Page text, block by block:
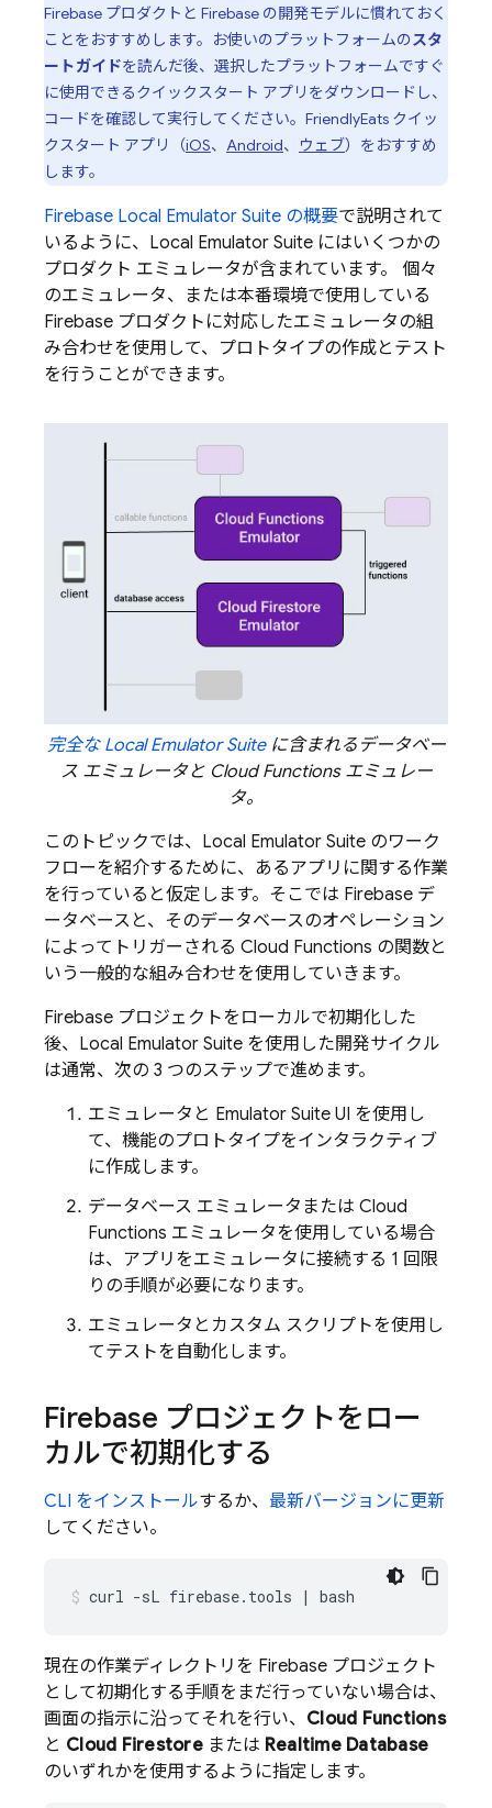
Firebase プロダクトと Firebase の開発モデルに慣れておく
ことをおすすめします。お使いのプラットフォームのスタ
ートガイドを読んだ後、選択したプラットフォームですぐ
に使用できるクイックスタート アプリをダウンロードし、
コードを確認して実行してください。FriendlyEats クイッ
クスタート アプリ（iOS、 Android、 ウェブ）をおすすめ
します。
Firebase Local Emulator Suite の概要で説明されて
いるように、 Local Emulator Suite にはいくつかの
プロダクト エミュレータが含まれています。 個々
のエミュレータ、または本番環境で使用している
Firebase プロダクトに対応したエミュレータの組
み合わせを使用して、プロトタイプの作成とテスト
を行うことができます。
完全な Local Emulator Suiteに含まれるデータベー
ス エミュレータと Cloud Functionsエミュレー
タ。
このトピックでは、 Local Emulator Suite のワーク
フローを紹介するために、あるアプリに関する作業
を行っていると仮定します。そこでは Firebase デ
ータベースと、そのデータベースのオペレーション
によってトリガーされる Cloud Functions の関数と
いう一般的な組み合わせを使用していきます。
Firebase プロジェクトをローカルで初期化した
後、 Local Emulator Suite を使用した開発サイクル
は通常、次の 3 つのステップで進めます。
エミュレータと Emulator Suite UI を使用し
て、機能のプロトタイプをインタラクティブ
に作成します。
データベース エミュレータまたは Cloud
Functions エミュレータを使用している場合
は、アプリをエミュレータに接続する 1 回限
りの手順が必要になります。
エミュレータとカスタム スクリプトを使用し
てテストを自動化します。
Firebase プロジェクトをロー
カルで初期化する
CLI をインストールするか、 最新バージョンに更新
してください。
curl -sL firebase.tools | bash
現在の作業ディレクトリを Firebase プロジェクト
として初期化する手順をまだ行っていない場合は、
画面の指示に沿ってそれを行い、 Cloud Functions
と Cloud Firestoreまたは Realtime Database
のいずれかを使用するように指定します。